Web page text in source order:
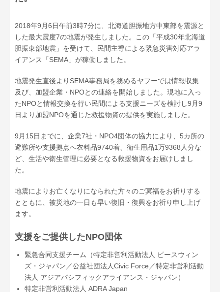
2018年9月6日午前3時7分に、北海道胆振地方中東部を震源と
した最大震度7の地震が発生しました。この「平成30年北海道
胆振東部地震」を受けて、民間主導による緊急災害対応アラ
イアンス「SEMA」が稼働しました。
地震発生直後よりSEMA事務局を務めるヤフーでは情報収集
及び、加盟企業・NPOとの連絡を開始しました。現地に入っ
たNPOと情報交換を行い民間による支援ニーズを検討し9月9
日より加盟NPOを通じた救援物資の提供を実施しました。
9月15日までに、企業7社・NPO4団体の協力により、5カ所の
避難所や支援拠点へ衣料品9740着、衛生用品1万9368人分な
ど、生活や衛生管理に必要となる救援物資をお届けしまし
た。
地震によりお亡くなりになられた方々のご冥福をお祈りする
とともに、被災地の一日も早い復旧・復興をお祈り申し上げ
ます。
支援をご提供したNPO団体
緊急合同支援チーム（特定非営利活動法人 ピースウィン
ズ・ジャパン／公益社団法人Civic Force／特定非営利活動
法人 アジアパシフィックアライアンス・ジャパン）
特定非営利活動法人 ADRA Japan